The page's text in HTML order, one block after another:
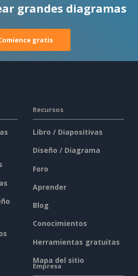
grandes diagramas
gratis
Recursos
Libro / Diapositivas
Diseño / Diagrama
Foro
Aprender
Blog
Conocimientos
Herramientas gratuitas
Mapa del sitio
Empresa